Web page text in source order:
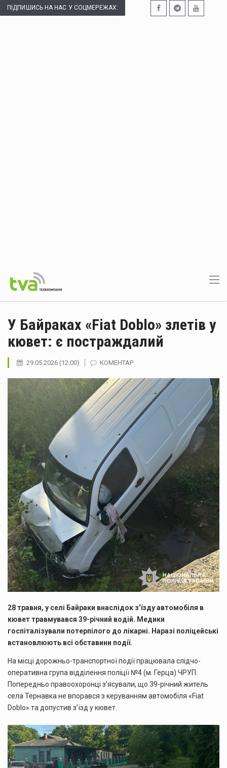
ПІДПИШИСЬ НА НАС У СОЦМЕРЕЖАХ:
У Байраках «Fiat Doblo» злетів у
кювет: є постраждалий
29.05.2026 (12:00) КОМЕНТАР
28 травня, у селі Байраки внаслідок з’їзду автомобіля в
кювет травмувався 39-річний водій. Медики
госпіталізували потерпілого до лікарні. Наразі поліцейські
встановлюють всі обставини події.
На місці дорожньо-транспортної події працювала слідчо-
оперативна група відділення поліції №4 (м. Герца) ЧРУП.
Попередньо правоохоронці з’ясували, що 39-річний житель
села Тернавка не впорався з керуванням автомобіля «Fiat
Doblo» та допустив з’їзд у кювет.